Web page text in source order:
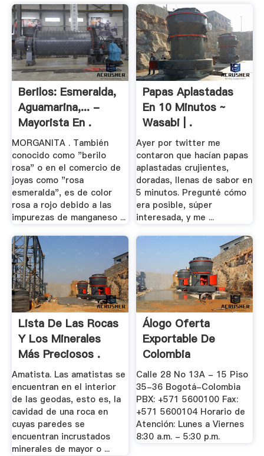
Berilos: Esmeralda,
Aguamarina,... -
Mayorista En .
MORGANITA . También
conocido como "berilo
rosa" o en el comercio de
joyas como "rosa
esmeralda", es de color
rosa a rojo debido a las
impurezas de manganeso ...
Papas Aplastadas
En 10 Minutos ~
Wasabi | .
Ayer por twitter me
contaron que hacían papas
aplastadas crujientes,
doradas, llenas de sabor en
5 minutos. Pregunté cómo
era posible, súper
interesada, y me ...
Lista De Las Rocas
Y Los Minerales
Más Preciosos .
Amatista. Las amatistas se
encuentran en el interior
de las geodas, esto es, la
cavidad de una roca en
cuyas paredes se
encuentran incrustados
minerales de mayor o ...
Álogo Oferta
Exportable De
Colombia
Calle 28 No 13A - 15 Piso
35-36 Bogotá-Colombia
PBX: +571 5600100 Fax:
+571 5600104 Horario de
Atención: Lunes a Viernes
8:30 a.m. - 5:30 p.m.